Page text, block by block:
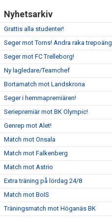
Nyhetsarkiv
Grattis alla studenter!
Seger mot Torns! Andra raka
Seger mot FC Trelleborg!
Ny lagledare/Teamchef
Bortamatch mot Landskrona
Seger i hemmapremiären!
Seriepremiär mot BK Olympic!
Genrep mot Alet!
Match mot Onsala
Match mot Falkenberg
Match mot Astrio
Extra träning på lördag 24/8
Match mot BoIS
Träningsmatch mot Höganäs BK